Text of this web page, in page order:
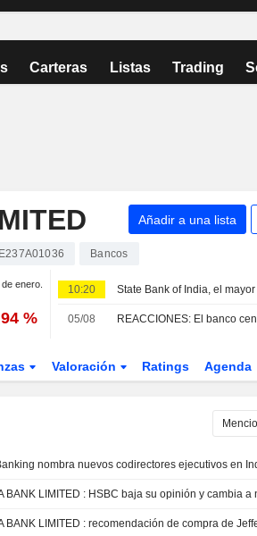
Carteras Listas Trading
Añadir a una lista
Bancos
enero.
%
10:20
05/08
Valoración Ratings Agenda
nombra nuevos codirectores ejecutivos en
BANK LIMITED : HSBC baja su opinión y cambia a